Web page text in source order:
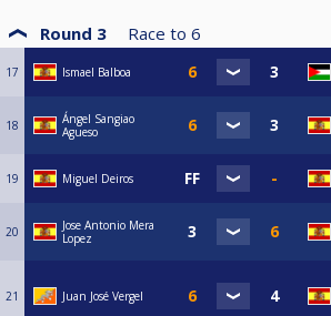
Round 3 Race to 6
17 Ismael Balboa
18
Ángel Sangiao
Agueso
19 Miguel Deiros
20
Jose Antonio Mera
Lopez
21 Juan José Vergel